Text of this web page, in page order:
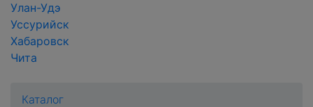
Улан-Удэ
Уссурийск
Хабаровск
Чита
Каталог